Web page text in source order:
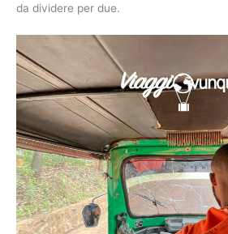
da dividere per due.